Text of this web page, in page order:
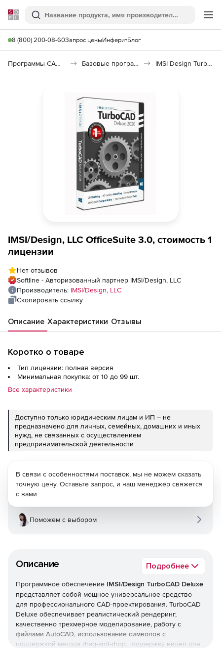
Softline
Поиск
8 (800) 200-08-60Запрос ценыИнферитБлог
Программы САПР и ГИС Базовые программы IMSI Design TurboCAD Deluxe
IMSI/Design, LLC OfficeSuite 3.0, стоимость 1
лицензии
Нет отзывов
Softline - Авторизованный партнер IMSI/Design, LLC
Производитель: IMSI/Design, LLC
Скопировать ссылку
Описание Характеристики Отзывы
Коротко о товаре
Тип лицензии: полная версия
Минимальная покупка: от 10 до 99 шт.
Все характеристики
Доступно только юридическим лицам и ИП – не
предназначено для личных, семейных, домашних и иных
нужд, не связанных с осуществлением
предпринимательской деятельности
Описание Подробнее
Программное обеспечение IMSI/Design TurboCAD Deluxe
представляет собой мощное универсальное средство
для профессионального CAD-проектирования. TurboCAD
Deluxe обеспечивает реалистический рендеринг,
качественно трехмерное моделирование, работу с
файлами AutoCAD, использование символов с
поддержкой метода drag-and-drop, поддержку видео для
В связи с особенностями поставок, мы не можем сказать
точную цену. Оставьте запрос, и наш менеджер свяжется
с вами
Поможем с выбором